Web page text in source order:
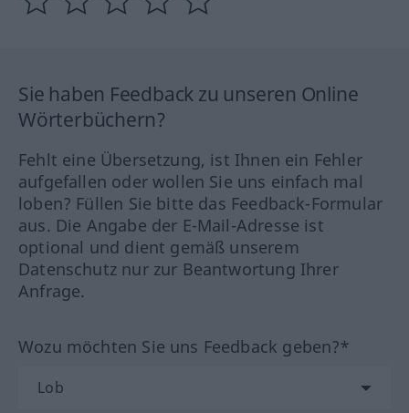
Sie haben Feedback zu unseren Online
Wörterbüchern?
Fehlt eine Übersetzung, ist Ihnen ein Fehler
aufgefallen oder wollen Sie uns einfach mal
loben? Füllen Sie bitte das Feedback-Formular
aus. Die Angabe der E-Mail-Adresse ist
optional und dient gemäß unserem
Datenschutz nur zur Beantwortung Ihrer
Anfrage.
Wozu möchten Sie uns Feedback geben?*